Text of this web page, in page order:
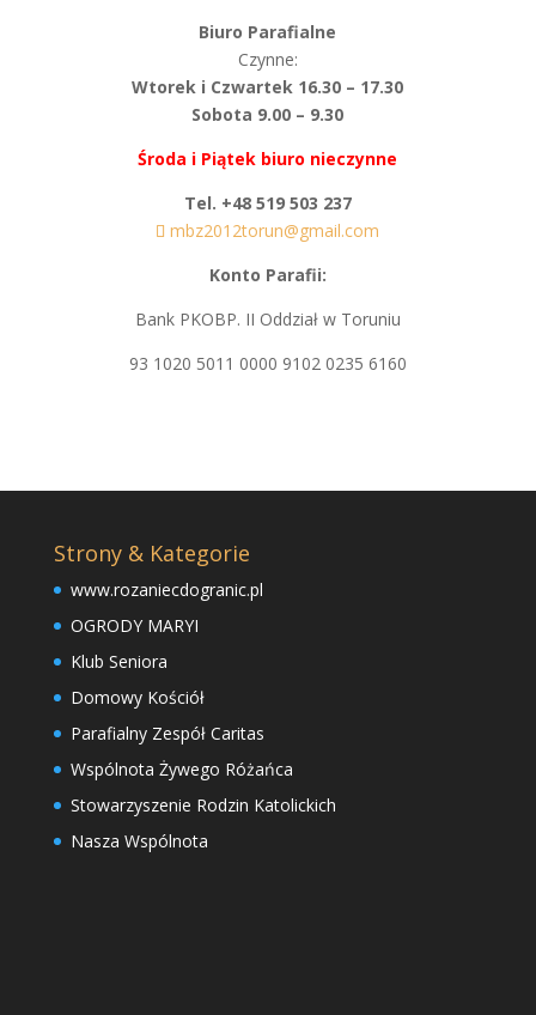
Biuro Parafialne
Czynne:
Wtorek i Czwartek 16.30 – 17.30
Sobota 9.00 – 9.30
Środa i Piątek biuro nieczynne
Tel. +48 519 503 237
mbz2012torun@gmail.com
Konto Parafii:
Bank PKOBP. II Oddział w Toruniu
93 1020 5011 0000 9102 0235 6160
Strony & Kategorie
www.rozaniecdogranic.pl
OGRODY MARYI
Klub Seniora
Domowy Kościół
Parafialny Zespół Caritas
Wspólnota Żywego Różańca
Stowarzyszenie Rodzin Katolickich
Nasza Wspólnota